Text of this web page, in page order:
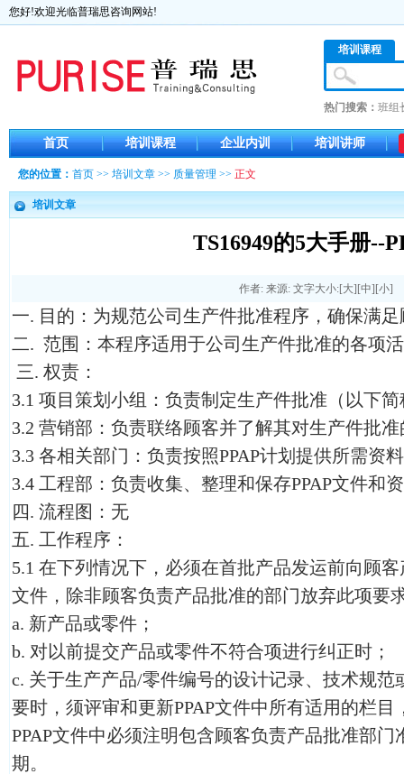
您好!欢迎光临普瑞思咨询网站!
培训课程
热门搜索： 班组
首页 培训课程 企业内训 培训讲师
您的位置： 首页 >> 培训文章 >> 质量管理 >> 正文
培训文章
TS16949的5大手册--
作者: 来源: 文字大小:[大][中][小]
一. 目的：为规范公司生产件批准程序，确保满
二. 范围：本程序适用于公司生产件批准的各项
三. 权责：
3.1 项目策划小组：负责制定生产件批准（以下简
3.2 营销部：负责联络顾客并了解其对生产件批
3.3 各相关部门：负责按照PPAP计划提供所需资
3.4 工程部：负责收集、整理和保存PPAP文件和
四. 流程图：无
五. 工作程序：
5.1 在下列情况下，必须在首批产品发运前向顾
文件，除非顾客负责产品批准的部门放弃此项要
a. 新产品或零件；
b. 对以前提交产品或零件不符合项进行纠正时；
c. 关于生产产品/零件编号的设计记录、技术规范
要时，须评审和更新PPAP文件中所有适用的栏
PPAP文件中必须注明包含顾客负责产品批准部
期。